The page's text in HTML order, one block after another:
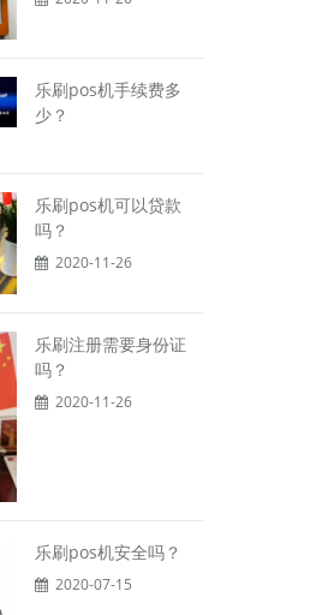
乐刷pos机手续费多
少？
乐刷pos机可以贷款
吗？
2020-11-26
乐刷注册需要身份证
吗？
2020-11-26
乐刷pos机安全吗？
2020-07-15